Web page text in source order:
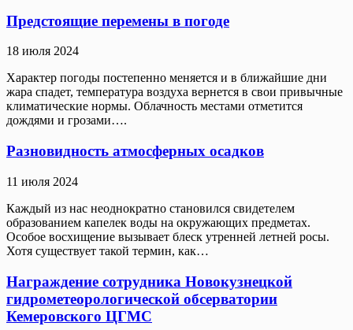
Предстоящие перемены в погоде
18 июля 2024
Характер погоды постепенно меняется и в ближайшие дни
жара спадет, температура воздуха вернется в свои привычные
климатические нормы. Облачность местами отметится
дождями и грозами….
Разновидность атмосферных осадков
11 июля 2024
Каждый из нас неоднократно становился свидетелем
образованием капелек воды на окружающих предметах.
Особое восхищение вызывает блеск утренней летней росы.
Хотя существует такой термин, как…
Награждение сотрудника Новокузнецкой
гидрометеорологической обсерватории
Кемеровского ЦГМС